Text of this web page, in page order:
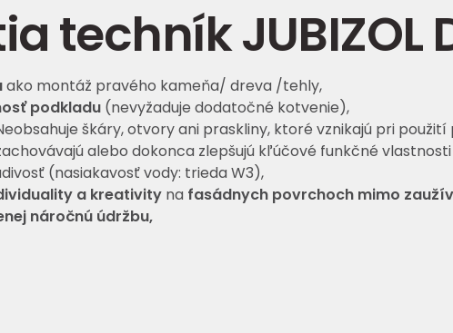
techník JUBIZOL
ako montáž pravého kameňa/ dreva /tehly,
podkladu (nevyžaduje dodatočné kotvenie),
škáry, otvory ani praskliny, ktoré vznikajú pri
alebo dokonca zlepšujú kľúčové funkčné
(nasiakavosť vody: trieda W3),
a kreativity na fasádnych povrchoch mimo
náročnú údržbu,